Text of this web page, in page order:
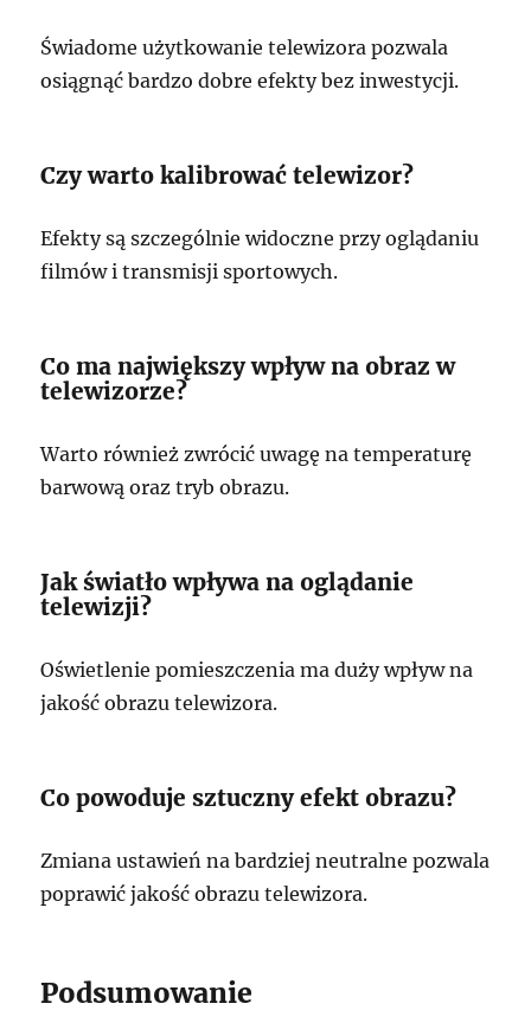
Świadome użytkowanie telewizora pozwala
osiągnąć bardzo dobre efekty bez inwestycji.
Czy warto kalibrować telewizor?
Efekty są szczególnie widoczne przy oglądaniu
filmów i transmisji sportowych.
Co ma największy wpływ na obraz w
telewizorze?
Warto również zwrócić uwagę na temperaturę
barwową oraz tryb obrazu.
Jak światło wpływa na oglądanie
telewizji?
Oświetlenie pomieszczenia ma duży wpływ na
jakość obrazu telewizora.
Co powoduje sztuczny efekt obrazu?
Zmiana ustawień na bardziej neutralne pozwala
poprawić jakość obrazu telewizora.
Podsumowanie